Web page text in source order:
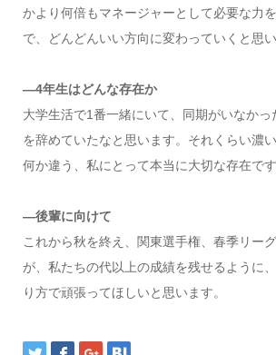
かより何倍もマネージャーとして必要な力
で、どんどんいい方向に変わっていくと思い
―4年生はどんな存在か
大学生活で1番一緒にいて、同期がいなかっ
を辞めていたなと思います。それくらい濃
何か違う、私にとって本当に大切な存在です
―後輩に向けて
これから秋を終え、関東選手権、春季リー
が、私たちの代以上の成績を残せるように
り方で頑張ってほしいと思います。